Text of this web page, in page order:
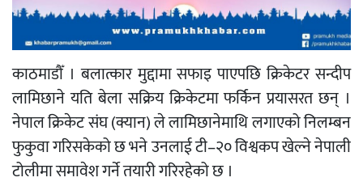
काठमाडौँ । बलात्कार मुद्दामा सफाइ पाएपछि क्रिकेटर सन्दीप
लामिछाने यति बेला सक्रिय क्रिकेटमा फर्किन प्रयासरत छन् ।
नेपाल क्रिकेट संघ (क्यान) ले लामिछानेमाथि लगाएको निलम्बन
फुकुवा गरिसकेको छ भने उनलाई टी–२० विश्वकप खेल्ने नेपाली
टोलीमा समावेश गर्ने तयारी गरिरहेको छ ।